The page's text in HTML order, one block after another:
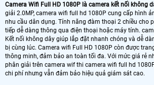
Camera Wifi Full HD 1080P là camera kết nối không
giải 2.0MP, camera wifi full hd 1080P cung cấp hình
nhu cầu dân dụng. Tính năng đàm thoại 2 chiều cho
tiếp dễ dàng thông qua điện thoại hoặc máy tính.
Kết nối không dây giúp lắp đặt nhanh chóng và dễ
bị cùng lúc. Camera wifi Full HD 1080P còn được
thông minh, đảm bảo an toàn tối đa. Với mức giá rẻ
phân giải trên camera wif thi camera wifi full hd
chi phí nhưng vẫn đảm bảo hiệu quả giám sát cao.